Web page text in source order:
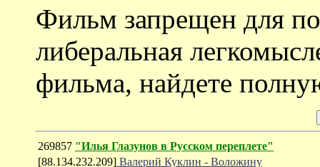
Фильм запрещен для
либеральная
фильма, найдете
269857 "Илья Глазунов в Русском переплете"
[88.134.232.209] Валерий Куклин - Воложину